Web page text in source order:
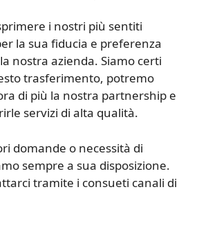
i nostri più sentiti
la sua fiducia e preferenza
nostra azienda. Siamo certi
trasferimento, potremo
di più la nostra partnership e
servizi di alta qualità.
domande o necessità di
sempre a sua disposizione.
tramite i consueti canali di